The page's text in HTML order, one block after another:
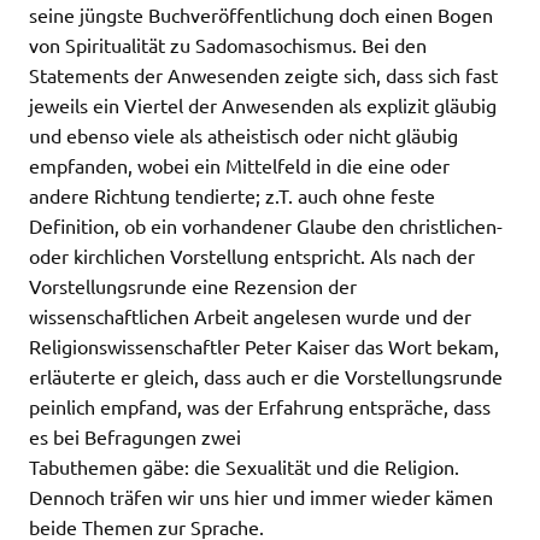
seine jüngste Buchveröffentlichung doch einen Bogen
von Spiritualität zu Sadomasochismus. Bei den
Statements der Anwesenden zeigte sich, dass sich fast
jeweils ein Viertel der Anwesenden als explizit gläubig
und ebenso viele als atheistisch oder nicht gläubig
empfanden, wobei ein Mittelfeld in die eine oder
andere Richtung tendierte; z.T. auch ohne feste
Definition, ob ein vorhandener Glaube den christlichen-
oder kirchlichen Vorstellung entspricht. Als nach der
Vorstellungsrunde eine Rezension der
wissenschaftlichen Arbeit angelesen wurde und der
Religionswissenschaftler Peter Kaiser das Wort bekam,
erläuterte er gleich, dass auch er die Vorstellungsrunde
peinlich empfand, was der Erfahrung entspräche, dass
es bei Befragungen zwei
Tabuthemen gäbe: die Sexualität und die Religion.
Dennoch träfen wir uns hier und immer wieder kämen
beide Themen zur Sprache.